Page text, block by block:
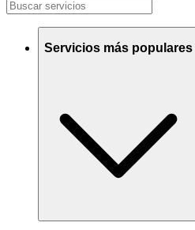
Servicios más populares